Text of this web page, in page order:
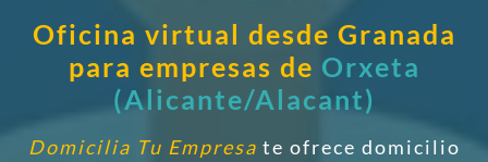
Oficina virtual desde Granada
para empresas de Orxeta
(Alicante/Alacant)
Domicilia Tu Empresa te ofrece domicilio